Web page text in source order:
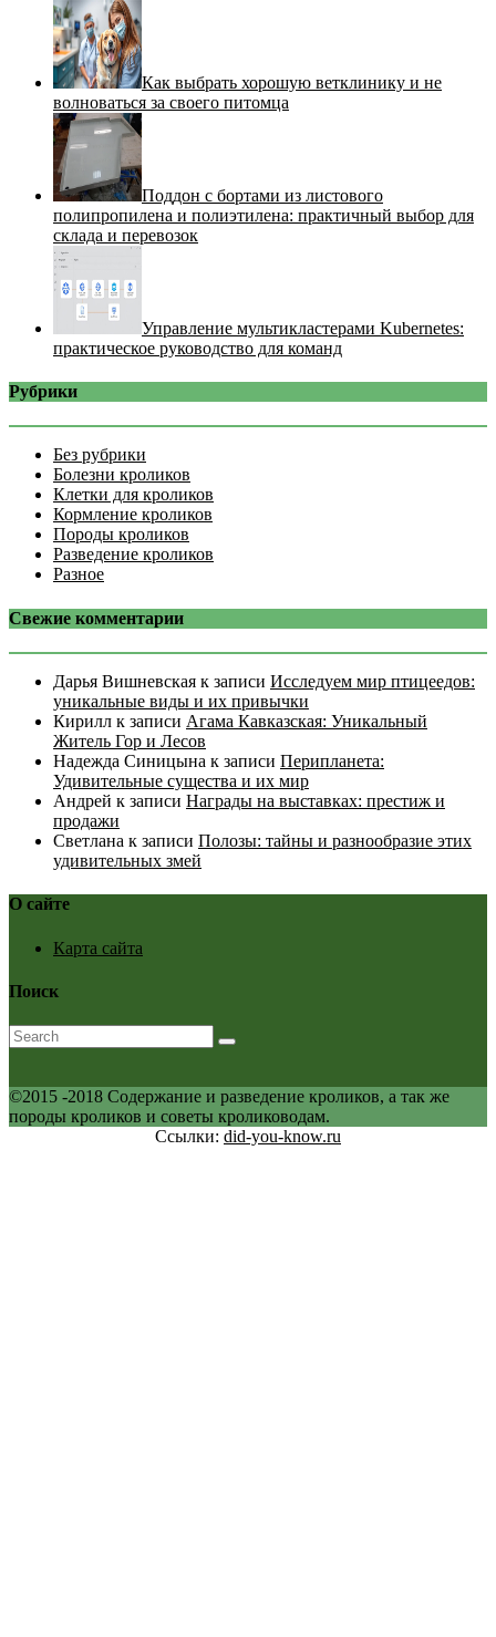
Как выбрать хорошую ветклинику и не
волноваться за своего питомца
Поддон с бортами из листового
полипропилена и полиэтилена: практичный выбор для
склада и перевозок
Управление мультикластерами Kubernetes:
практическое руководство для команд
Рубрики
Без рубрики
Болезни кроликов
Клетки для кроликов
Кормление кроликов
Породы кроликов
Разведение кроликов
Разное
Свежие комментарии
Дарья Вишневская к записи Исследуем мир птицеедов:
уникальные виды и их привычки
Кирилл к записи Агама Кавказская: Уникальный
Житель Гор и Лесов
Надежда Синицына к записи Перипланета:
Удивительные существа и их мир
Андрей к записи Награды на выставках: престиж и
продажи
Светлана к записи Полозы: тайны и разнообразие этих
удивительных змей
О сайте
Карта сайта
Поиск
©2015 -2018 Содержание и разведение кроликов, а так же
породы кроликов и советы кролиководам.
Ссылки: did-you-know.ru